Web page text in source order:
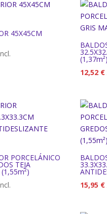
45X45CM
(1,37m²)
12,52 €
PORCELÁNICO
TEJA
15,95 €